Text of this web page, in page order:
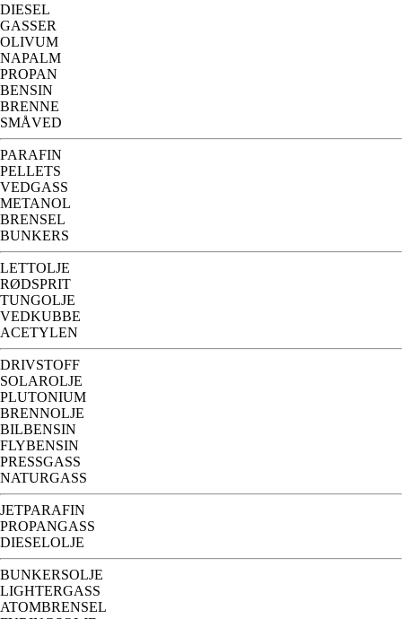
DIESEL
GASSER
OLIVUM
NAPALM
PROPAN
BENSIN
BRENNE
SMÅVED
PARAFIN
PELLETS
VEDGASS
METANOL
BRENSEL
BUNKERS
LETTOLJE
RØDSPRIT
TUNGOLJE
VEDKUBBE
ACETYLEN
DRIVSTOFF
SOLAROLJE
PLUTONIUM
BRENNOLJE
BILBENSIN
FLYBENSIN
PRESSGASS
NATURGASS
JETPARAFIN
PROPANGASS
DIESELOLJE
BUNKERSOLJE
LIGHTERGASS
ATOMBRENSEL